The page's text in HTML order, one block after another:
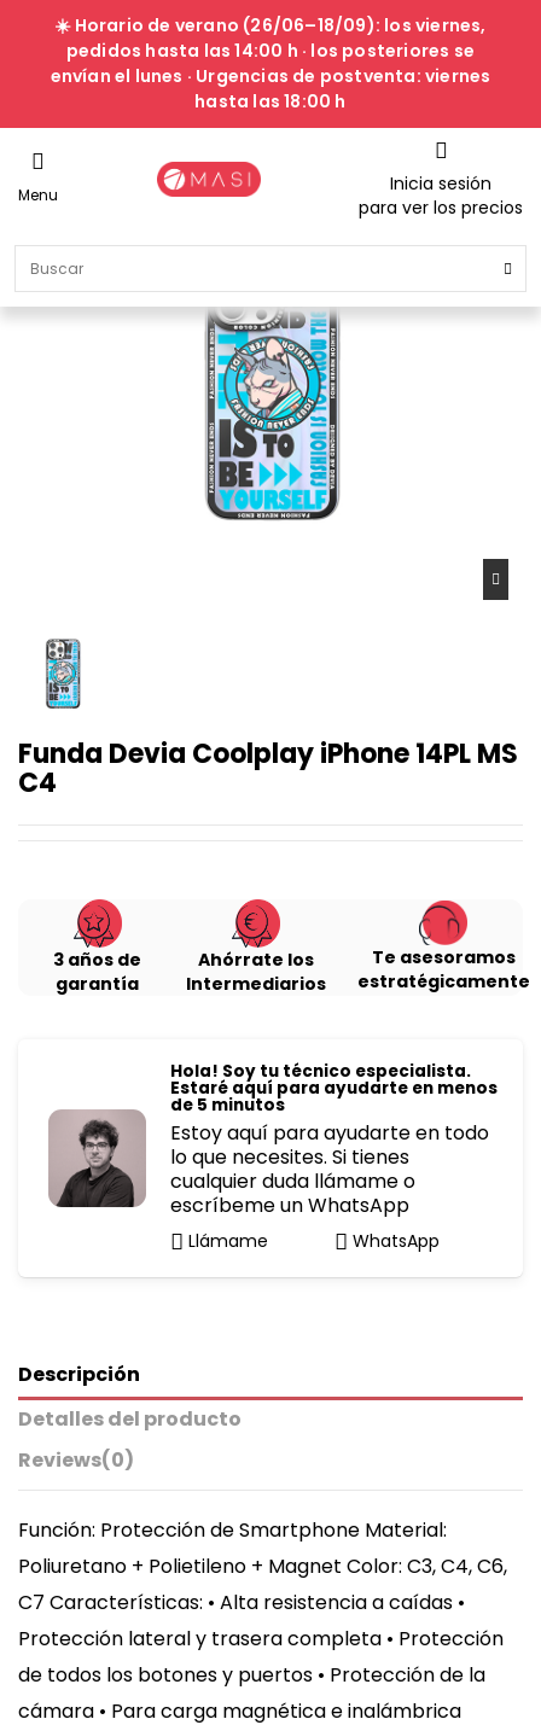
☀️ Horario de verano (26/06–18/09): los viernes,
pedidos hasta las 14:00 h · los posteriores se
envían el lunes · Urgencias de postventa: viernes
hasta las 18:00 h
Menu
Inicia sesión
para ver los precios
Funda Devia Coolplay iPhone 14PL MS
C4
3 años de
garantía
Ahórrate los
Intermediarios
Te asesoramos
estratégicamente
Hola! Soy tu técnico especialista.
Estaré aquí para ayudarte en menos
de 5 minutos
Estoy aquí para ayudarte en todo
lo que necesites. Si tienes
cualquier duda llámame o
escríbeme un WhatsApp
Llámame WhatsApp
Descripción
Detalles del producto
Reviews(0)
Función: Protección de Smartphone Material:
Poliuretano + Polietileno + Magnet Color: C3, C4, C6,
C7 Características: • Alta resistencia a caídas •
Protección lateral y trasera completa • Protección
de todos los botones y puertos • Protección de la
cámara • Para carga magnética e inalámbrica